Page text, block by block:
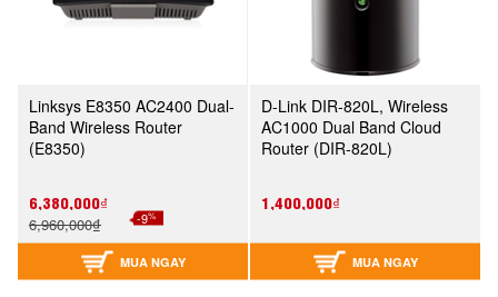
Linksys E8350 AC2400 Dual-
Band Wireless Router
(E8350)
6,380,000₫
6,960,000₫ -9%
MUA NGAY
D-Link DIR-820L, Wireless
AC1000 Dual Band Cloud
Router (DIR-820L)
1,400,000₫
MUA NGAY